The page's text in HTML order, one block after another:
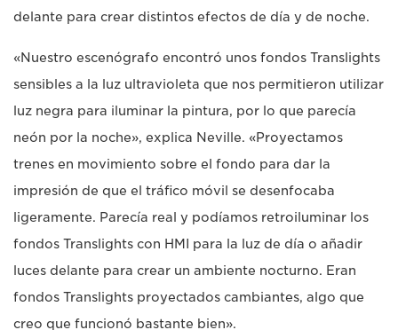
delante para crear distintos efectos de día y de noche.
«Nuestro escenógrafo encontró unos fondos Translights
sensibles a la luz ultravioleta que nos permitieron utilizar
luz negra para iluminar la pintura, por lo que parecía
neón por la noche», explica Neville. «Proyectamos
trenes en movimiento sobre el fondo para dar la
impresión de que el tráfico móvil se desenfocaba
ligeramente. Parecía real y podíamos retroiluminar los
fondos Translights con HMI para la luz de día o añadir
luces delante para crear un ambiente nocturno. Eran
fondos Translights proyectados cambiantes, algo que
creo que funcionó bastante bien».